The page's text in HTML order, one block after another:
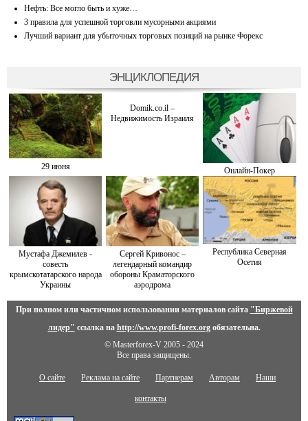
Нефть: Все могло быть и хуже…
3 правила для успешной торговли мусорными акциями
Лучший вариант для убыточных торговых позиций на рынке Форекс
ЭНЦИКЛОПЕДИЯ
29 июня
Domik.co.il –
Недвижимость Израиля
Онлайн-Покер
Мустафа Джемилев -
совесть
крымскотатарского народа
Украины
Сергей Кривонос –
легендарный командир
обороны Краматорского
аэродрома
Республика Северная
Осетия
При полном или частичном использовании материалов сайта "Биржевой
лидер" ссылка на http://www.profi-forex.orgобязательна.
© Masterforex-V 2005 - 2024
Все права защищены.
О сайте Реклама на сайте Партнерам Авторам Наши
контакты